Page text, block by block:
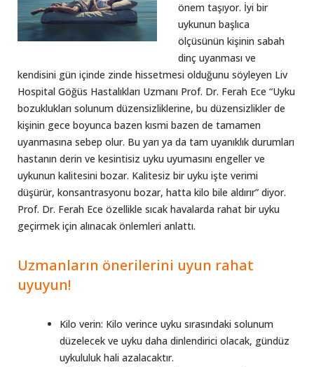
önem taşıyor. İyi bir
uykunun başlıca
ölçüsünün kişinin sabah
dinç uyanması ve
kendisini gün içinde zinde hissetmesi olduğunu söyleyen Liv
Hospital Göğüs Hastalıkları Uzmanı Prof. Dr. Ferah Ece “Uyku
bozuklukları solunum düzensizliklerine, bu düzensizlikler de
kişinin gece boyunca bazen kısmi bazen de tamamen
uyanmasına sebep olur. Bu yarı ya da tam uyanıklık durumları
hastanın derin ve kesintisiz uyku uyumasını engeller ve
uykunun kalitesini bozar. Kalitesiz bir uyku işte verimi
düşürür, konsantrasyonu bozar, hatta kilo bile aldırır” diyor.
Prof. Dr. Ferah Ece özellikle sıcak havalarda rahat bir uyku
geçirmek için alınacak önlemleri anlattı.
Uzmanların önerilerini uyun rahat
uyuyun!
Kilo verin: Kilo verince uyku sırasındaki solunum
düzelecek ve uyku daha dinlendirici olacak, gündüz
uykululuk hali azalacaktır.